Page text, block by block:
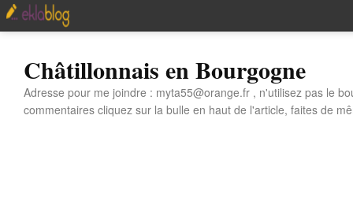
Châtillonnais en Bourgogne
Adresse pour me joindre : myta55@orange.fr , n'utilisez pas le
commentaires cliquez sur la bulle en haut de l'article, faites de